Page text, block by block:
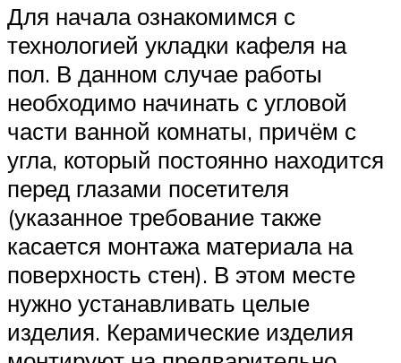
Для начала ознакомимся с
технологией укладки кафеля на
пол. В данном случае работы
необходимо начинать с угловой
части ванной комнаты, причём с
угла, который постоянно находится
перед глазами посетителя
(указанное требование также
касается монтажа материала на
поверхность стен). В этом месте
нужно устанавливать целые
изделия. Керамические изделия